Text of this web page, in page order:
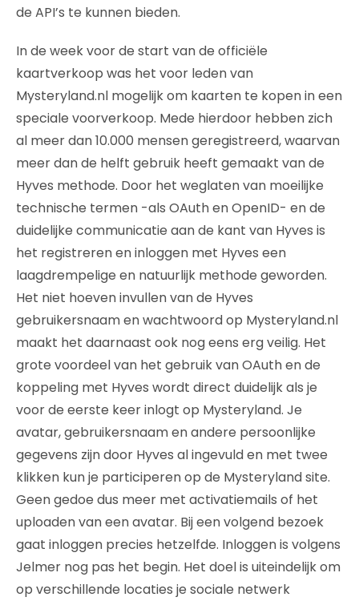
de API’s te kunnen bieden.
In de week voor de start van de officiële
kaartverkoop was het voor leden van
Mysteryland.nl mogelijk om kaarten te kopen in een
speciale voorverkoop. Mede hierdoor hebben zich
al meer dan 10.000 mensen geregistreerd, waarvan
meer dan de helft gebruik heeft gemaakt van de
Hyves methode. Door het weglaten van moeilijke
technische termen -als OAuth en OpenID- en de
duidelijke communicatie aan de kant van Hyves is
het registreren en inloggen met Hyves een
laagdrempelige en natuurlijk methode geworden.
Het niet hoeven invullen van de Hyves
gebruikersnaam en wachtwoord op Mysteryland.nl
maakt het daarnaast ook nog eens erg veilig. Het
grote voordeel van het gebruik van OAuth en de
koppeling met Hyves wordt direct duidelijk als je
voor de eerste keer inlogt op Mysteryland. Je
avatar, gebruikersnaam en andere persoonlijke
gegevens zijn door Hyves al ingevuld en met twee
klikken kun je participeren op de Mysteryland site.
Geen gedoe dus meer met activatiemails of het
uploaden van een avatar. Bij een volgend bezoek
gaat inloggen precies hetzelfde. Inloggen is volgens
Jelmer nog pas het begin. Het doel is uiteindelijk om
op verschillende locaties je sociale netwerk